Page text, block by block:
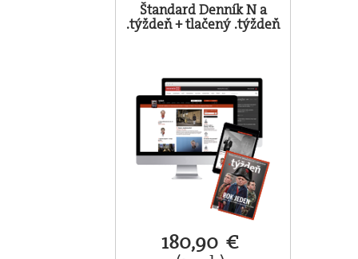
Štandard Denník N a
.týždeň + tlačený .týždeň
180,90 €